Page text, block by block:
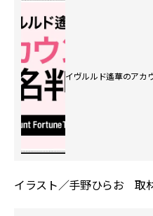
イヴルルド遙華のアカ
イラスト／手野ひらお 取